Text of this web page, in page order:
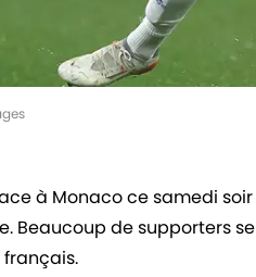
à Monaco ce samedi
Beaucoup de supporters